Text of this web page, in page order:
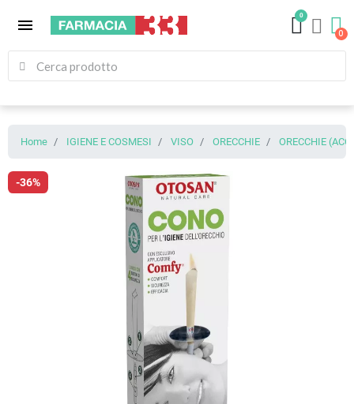
menu
0
Home IGIENE E COSMESI VISO ORECCHIE ORECCHIE
-36%